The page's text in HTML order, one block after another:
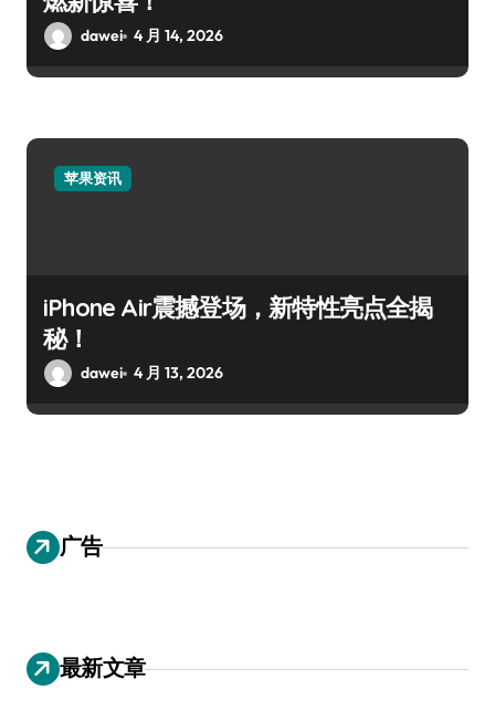
dawei 4 月 14, 2026
苹果资讯
iPhone Air震撼登场，新特性亮点全揭
秘！
dawei 4 月 13, 2026
广告
最新文章